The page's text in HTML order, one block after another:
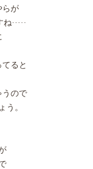
らが
·····
ると
うので
う。